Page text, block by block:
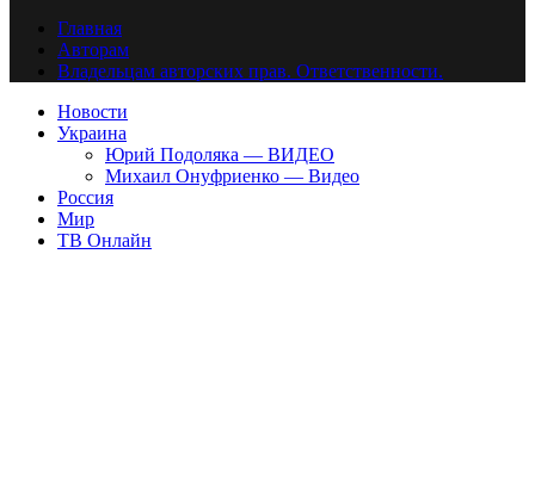
Главная
Авторам
Владельцам авторских прав. Ответственности.
Новости
Украина
Юрий Подоляка — ВИДЕО
Михаил Онуфриенко — Видео
Россия
Мир
ТВ Онлайн